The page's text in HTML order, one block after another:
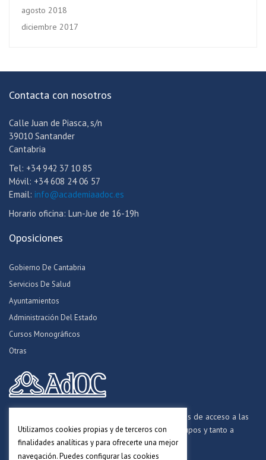
agosto 2018
diciembre 2017
Contacta con nosotros
Calle Juan de Piasca, s/n
39010 Santander
Cantabria
Tel: +34 942 37 10 85
Móvil: +34 608 24 06 57
Email: info@academiaadoc.es
Horario oficina: Lun-Jue de 16-19h
Oposiciones
Gobierno De Cantabria
Servicios De Salud
Ayuntamientos
Administración Del Estado
Cursos Monográficos
Otras
Formamos opositores para los procesos selectivos de acceso a las
distintas Administraciones Públicas, a todos los grupos y tanto a
personal funcionario, laboral y estatutario.
Utilizamos cookies propias y de terceros con
finalidades analíticas y para ofrecerte una mejor
navegación. Puedes configurar las cookies